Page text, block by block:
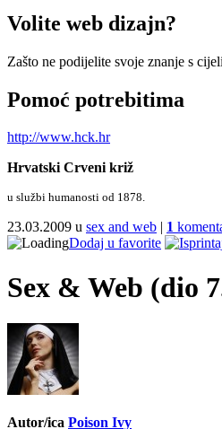
Volite web dizajn?
Zašto ne podijelite svoje znanje s
Pomoć potrebitima
http://www.hck.hr
Hrvatski Crveni križ
u službi humanosti od 1878.
23.03.2009 u sex and web | 1
Dodaj u favorite
Sex & Web (dio
Autor/ica Poison Ivy